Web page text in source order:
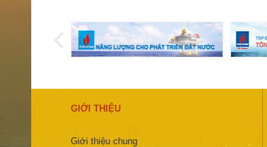
GIỚI THIỆU
Giới thiệu chung